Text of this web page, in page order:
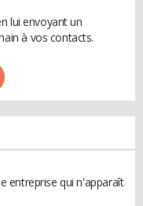
lui envoyant un
à vos contacts.
entreprise qui n'apparaît